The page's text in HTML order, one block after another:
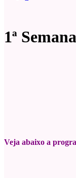
1ª
Veja abaixo a